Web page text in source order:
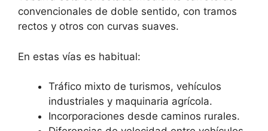
convencionales de doble sentido, con tramos
rectos y otros con curvas suaves.
En estas vías es habitual:
Tráfico mixto de turismos, vehículos
industriales y maquinaria agrícola.
Incorporaciones desde caminos rurales.